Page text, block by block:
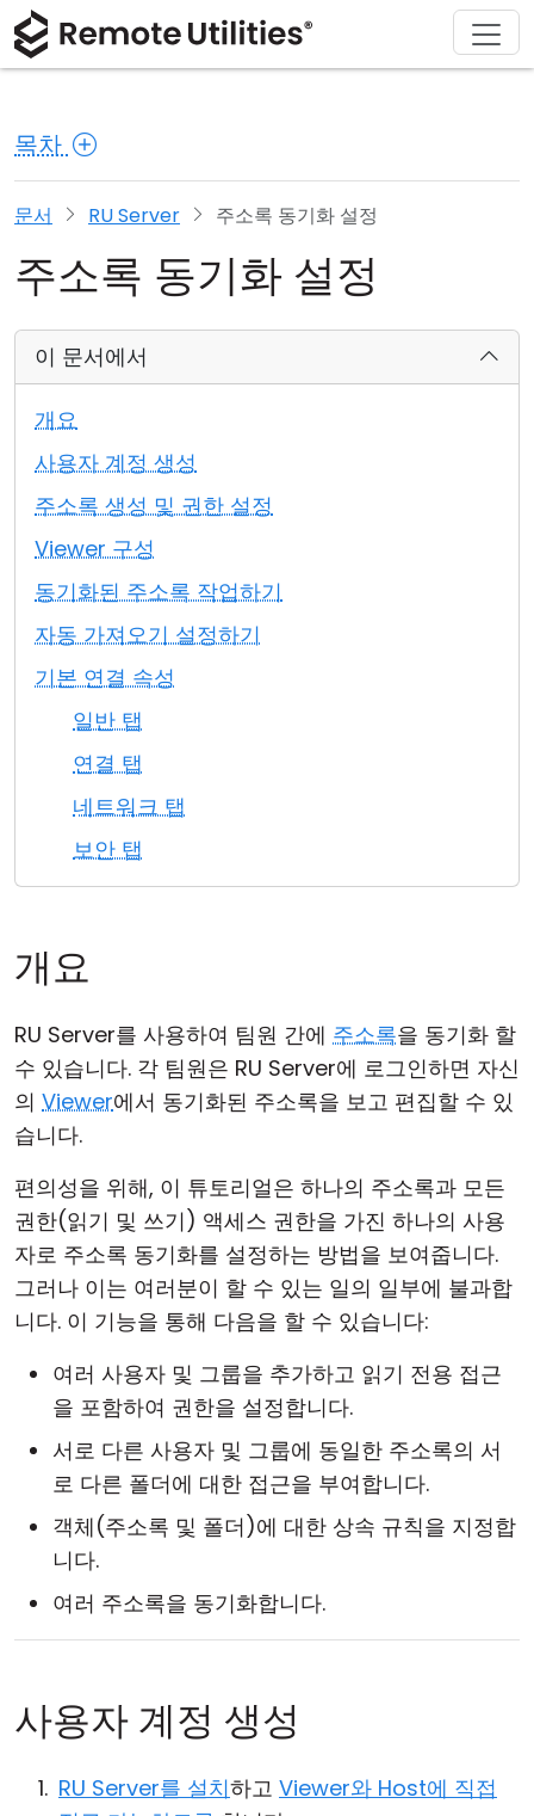
목차
문서 RU Server 주소록 동기화 설정
주소록 동기화 설정
이 문서에서
개요
사용자 계정 생성
주소록 생성 및 권한 설정
Viewer 구성
동기화된 주소록 작업하기
자동 가져오기 설정하기
기본 연결 속성
일반 탭
연결 탭
네트워크 탭
보안 탭
개요
RU Server를 사용하여 팀원 간에 주소록을 동기화 할
수 있습니다. 각 팀원은 RU Server에 로그인하면 자신
의 Viewer에서 동기화된 주소록을 보고 편집할 수 있
습니다.
편의성을 위해, 이 튜토리얼은 하나의 주소록과 모든
권한(읽기 및 쓰기) 액세스 권한을 가진 하나의 사용
자로 주소록 동기화를 설정하는 방법을 보여줍니다.
그러나 이는 여러분이 할 수 있는 일의 일부에 불과합
니다. 이 기능을 통해 다음을 할 수 있습니다:
여러 사용자 및 그룹을 추가하고 읽기 전용 접근
을 포함하여 권한을 설정합니다.
서로 다른 사용자 및 그룹에 동일한 주소록의 서
로 다른 폴더에 대한 접근을 부여합니다.
객체(주소록 및 폴더)에 대한 상속 규칙을 지정합
니다.
여러 주소록을 동기화합니다.
사용자 계정 생성
RU Server를 설치하고 Viewer와 Host에 직접
제품
보안
스크린샷
릴리즈 노트
연결 모드
무인 액세스
Active Directory 지원
MSI 구성
클라우드 & 온프레미스
솔루션
제조 및 소매업
헬스케어
교육 및 정부
정보 기술
다운로드
macOS
Linux
iOS/Android
구매
라이선스 어시스턴트
라이선스 업그레이드
지원
문서
지식 기반
회사 소개
보도 자료실
리뷰 작성하기